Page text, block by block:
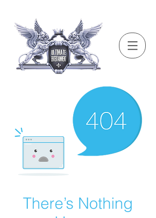
There’s Nothing